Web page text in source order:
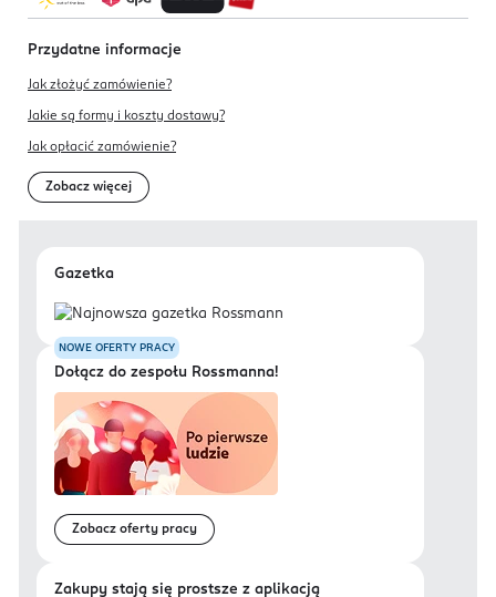
Przydatne informacje
Jak złożyć zamówienie?
Jakie są formy i koszty dostawy?
Jak opłacić zamówienie?
Zobacz więcej
Gazetka
NOWE OFERTY PRACY
Dołącz do zespołu Rossmanna!
Zobacz oferty pracy
Zakupy stają się prostsze z aplikacją